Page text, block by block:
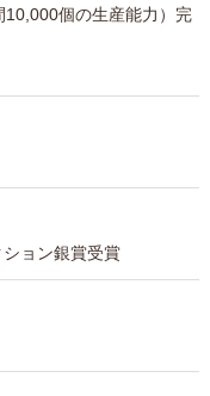
個の生産能力）完
ョン銀賞受賞